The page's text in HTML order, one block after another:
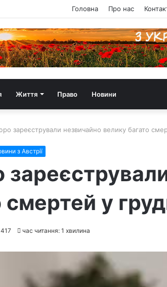
Головна Про нас
Життя Право Новини
зареєстрували незвичайно велику багато
з Австрії
у
417 час читання: 1 хвилина